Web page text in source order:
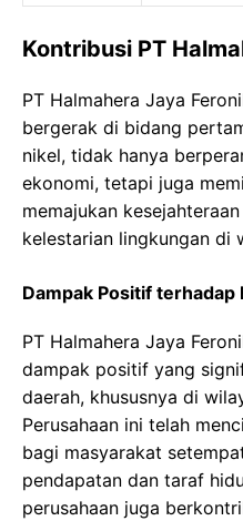
Kontribusi PT
PT Halmahera Jaya
bergerak di bidang
nikel, tidak hanya
ekonomi, tetapi juga
memajukan
kelestarian lingkungan di
Dampak Positif terhadap
PT Halmahera Jaya
dampak positif yang
daerah, khususnya di
Perusahaan ini telah
bagi masyarakat
pendapatan dan taraf
perusahaan juga